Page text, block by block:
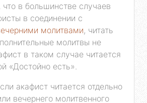
в большинстве случаев
в соединении с
молитвами, читать
молитвы не
в таком случае читается
«Достойно есть».
акафист читается отдельно
вечернего молитвенного